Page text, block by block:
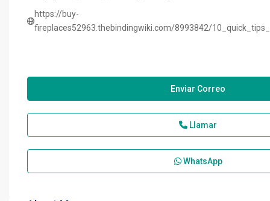
https://buy-
fireplaces52963.thebindingwiki.com/8993842/
Enviar Correo
Llamar
WhatsApp